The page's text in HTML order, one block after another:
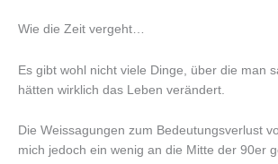
Wie die Zeit vergeht…
Es gibt wohl nicht viele Dinge, über die man
hätten wirklich das Leben verändert.
Die Weissagungen zum Bedeutungsverlust
mich jedoch ein wenig an die Mitte der 90er